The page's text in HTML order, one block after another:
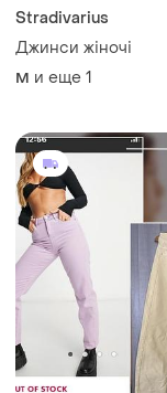
Stradivarius
Джинси жіночі
M и еще 1